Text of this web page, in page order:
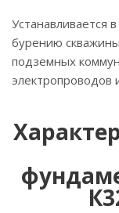
Устанавливается
бурению
подземных
электропроводов